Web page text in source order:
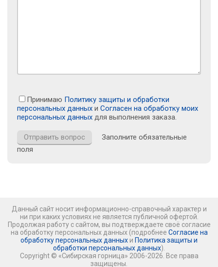
Принимаю Политику защиты и обработки
персональных данных и Согласен на обработку моих
персональных данных для выполнения заказа.
Заполните обязательные
поля
Данный сайт носит информационно-справочный характер и
ни при каких условиях не является публичной офертой.
Продолжая работу с сайтом, вы подтверждаете своё согласие
на обработку персональных данных (подробнее Согласие на
обработку персональных данных и Политика защиты и
обработки персональных данных).
Copyright © «Сибирская горница» 2006-2026. Все права
защищены.